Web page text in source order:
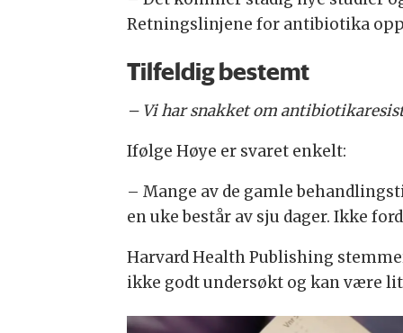
Retningslinjene for antibiotika
Tilfeldig bestemt
– Vi har snakket om
Ifølge Høye er svaret enkelt:
– Mange av de gamle
en uke består av sju dager. Ikke
Harvard Health Publishing
ikke godt undersøkt og kan være